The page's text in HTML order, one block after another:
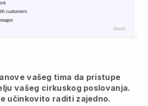
vašeg tima da pristupe
vašeg cirkuskog poslovanja.
učinkovito raditi zajedno.